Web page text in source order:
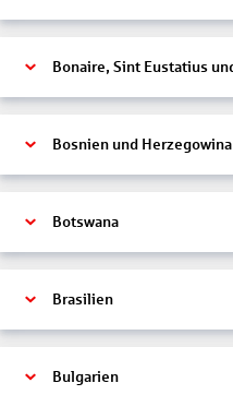
Bosnien und Herzegowina
Botswana
Brasilien
Bulgarien